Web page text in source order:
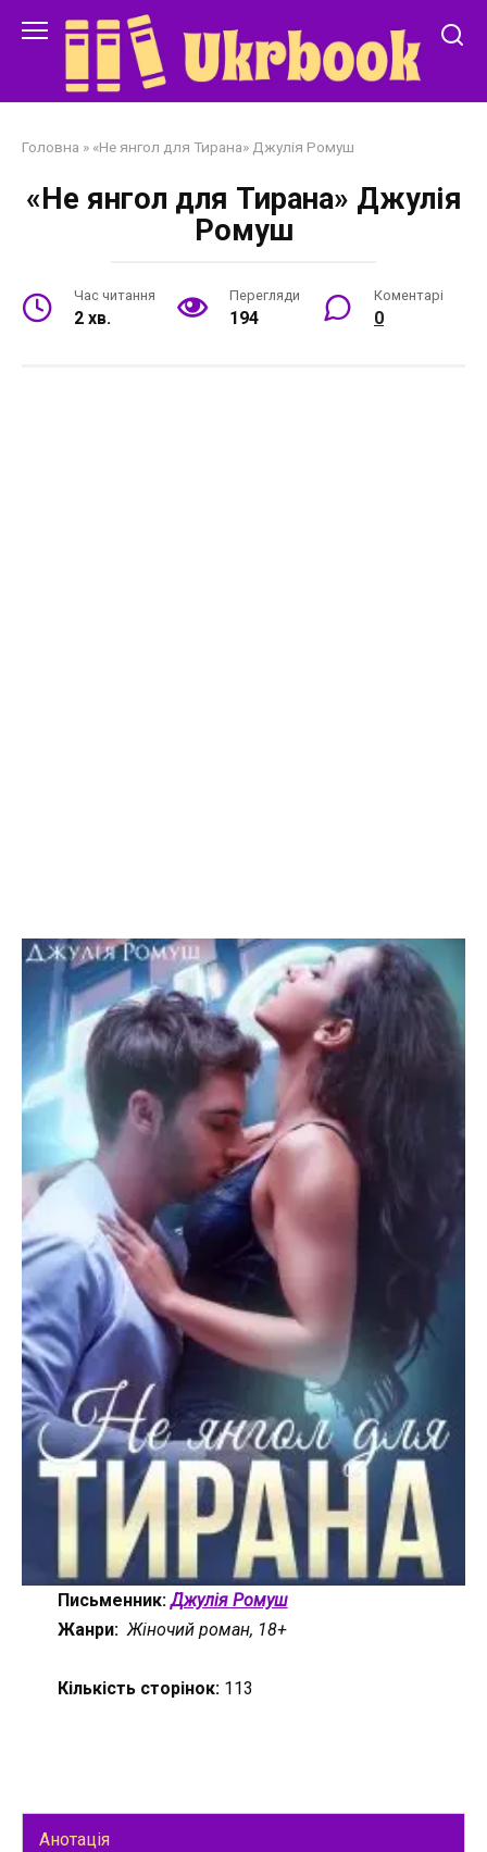
Головна » «Не янгол для Тирана» Джулія Ромуш
«Не янгол для Тирана» Джулія
Ромуш
Час читання
2 хв.
Перегляди
194
Коментарі
0
Письменник: Джулія Ромуш
Жанри: Жіночий роман, 18+
Кількість сторінок:113
Анотація